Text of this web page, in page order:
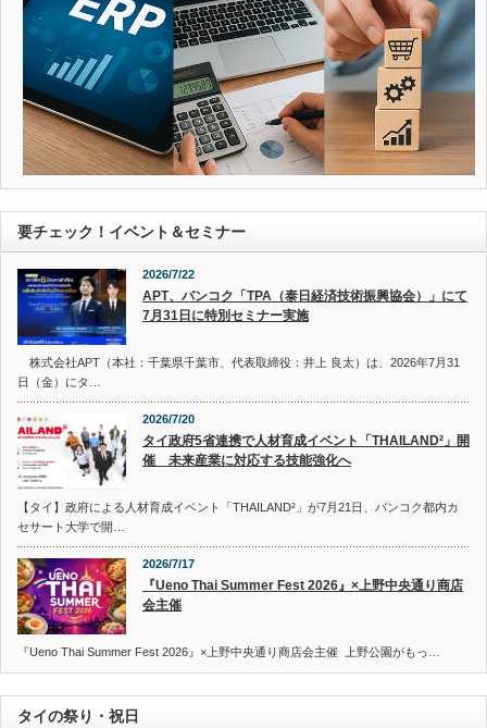
要チェック！イベント＆セミナー
2026/7/22
APT、バンコク「TPA（泰日経済技術振興協会）」にて
7月31日に特別セミナー実施
株式会社APT（本社：千葉県千葉市、代表取締役：井上 良太）は、2026年7月31
日（金）にタ…
2026/7/20
タイ政府5省連携で人材育成イベント「THAILAND²」開
催 未来産業に対応する技能強化へ
【タイ】政府による人材育成イベント「THAILAND²」が7月21日、バンコク都内カ
セサート大学で開…
2026/7/17
『Ueno Thai Summer Fest 2026』×上野中央通り商店
会主催
『Ueno Thai Summer Fest 2026』×上野中央通り商店会主催 上野公園がもっ…
タイの祭り・祝日